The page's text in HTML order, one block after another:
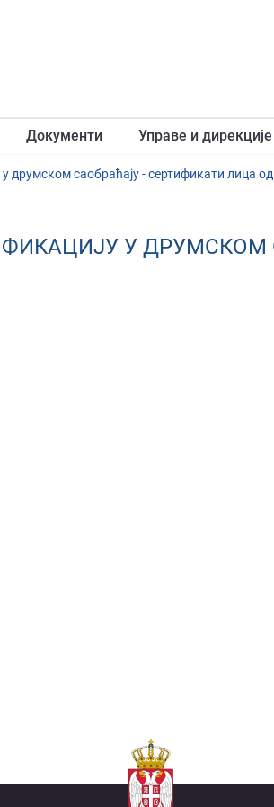
Документи Управе и дирекције
друмском саобраћају - сертификати лица
У ДРУМСКОМ